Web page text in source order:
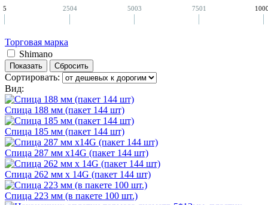
5 2504 5003 7501
Торговая марка
Shimano
Сортировать:
Вид:
Спица 188 мм (пакет 144 шт)
Спица 185 мм (пакет 144 шт)
Спица 287 мм х14G (пакет 144 шт)
Спица 262 мм х 14G (пакет 144 шт)
Спица 223 мм (в пакете 100 шт.)